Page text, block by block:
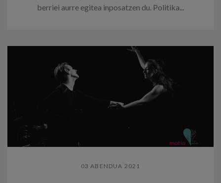
berriei aurre egitea inposatzen du. Politika...
03 ABENDUA 2021